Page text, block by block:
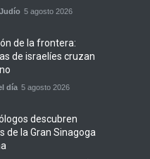
5 agosto 2026
de la frontera:
de israelíes cruzan
día 5 agosto 2026
descubren
de la Gran Sinagoga